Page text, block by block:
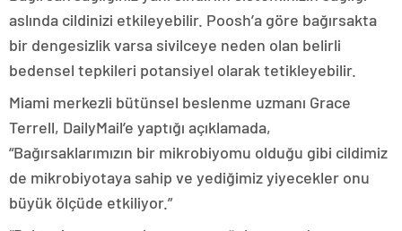
aslında cildinizi etkileyebilir. Poosh’a göre bağırsakta
bir dengesizlik varsa sivilceye neden olan belirli
bedensel tepkileri potansiyel olarak tetikleyebilir.
Miami merkezli bütünsel beslenme uzmanı Grace
Terrell, DailyMail’e yaptığı açıklamada,
“Bağırsaklarımızın bir mikrobiyomu olduğu gibi cildimiz
de mikrobiyotaya sahip ve yediğimiz yiyecekler onu
büyük ölçüde etkiliyor.”